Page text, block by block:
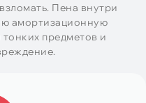
Пена внутри
амортизационную
предметов и